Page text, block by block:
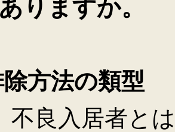
りますか。
除方法の類型
居者とは、